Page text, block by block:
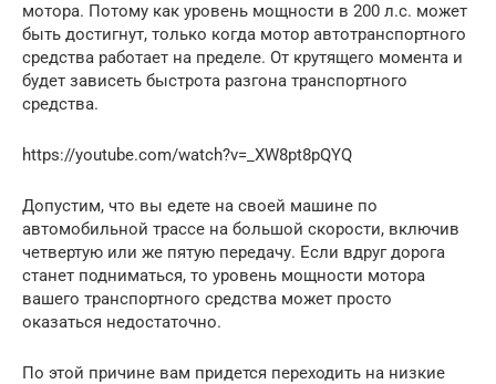
мотора. Потому как уровень мощности в 200 л.с. может
быть достигнут, только когда мотор автотранспортного
средства работает на пределе. От крутящего момента и
будет зависеть быстрота разгона транспортного
средства.
https://youtube.com/watch?v=_XW8pt8pQYQ
Допустим, что вы едете на своей машине по
автомобильной трассе на большой скорости, включив
четвертую или же пятую передачу. Если вдруг дорога
станет подниматься, то уровень мощности мотора
вашего транспортного средства может просто
оказаться недостаточно.
По этой причине вам придется переходить на низкие